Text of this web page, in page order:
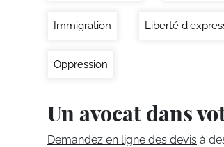
Immigration Liberté
Oppression
Un avocat dans
Demandez en ligne des devis à